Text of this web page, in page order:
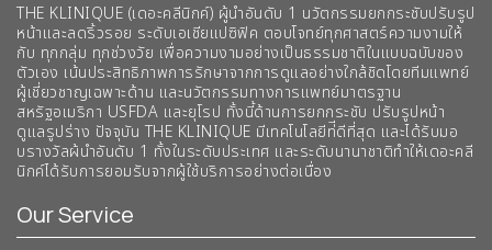
THE KLINIQUE (เดอะคลีนิกค์) ผู้นำอันดับ 1 นวัตกรรมยกกระชับปรับรูป
หน้าและลดริ้วรอย ระดับเอเชียแปซิฟิค ตอบโจทย์ทุกศาสตร์ความงามให้
กับ ทุกกลุ่ม ทุกช่วงวัย เพื่อความงามอย่างเป็นธรรมชาติในแบบฉบับของ
ตัวเอง เน้นประสิทธิภาพการรักษาจากการดูแลอย่างใกล้ชิดโดยทีมแพทย์
ผู้เชี่ยวชาญเฉพาะด้าน และนวัตกรรมทางการแพทย์มาตรฐาน
สหรัฐอเมริกา USFDA และยุโรป ทั้งนี้ด้านการยกกระชับ ปรับรูปหน้า
ดูแลรูปร่าง ปัจจุบัน THE KLINIQUE มีเทคโนโลยีท่ีดีที่สุด และได้รับมอ
บรางวัลผ้นำอันดับ 1 ทั้งในระดับประเทศ และระดับนานาชาติทําให้เดอะคลี
นิกค์ได้รับการยอมรับจากผู้ใช้บริการอย่างต่อเนื่อง
Our Service